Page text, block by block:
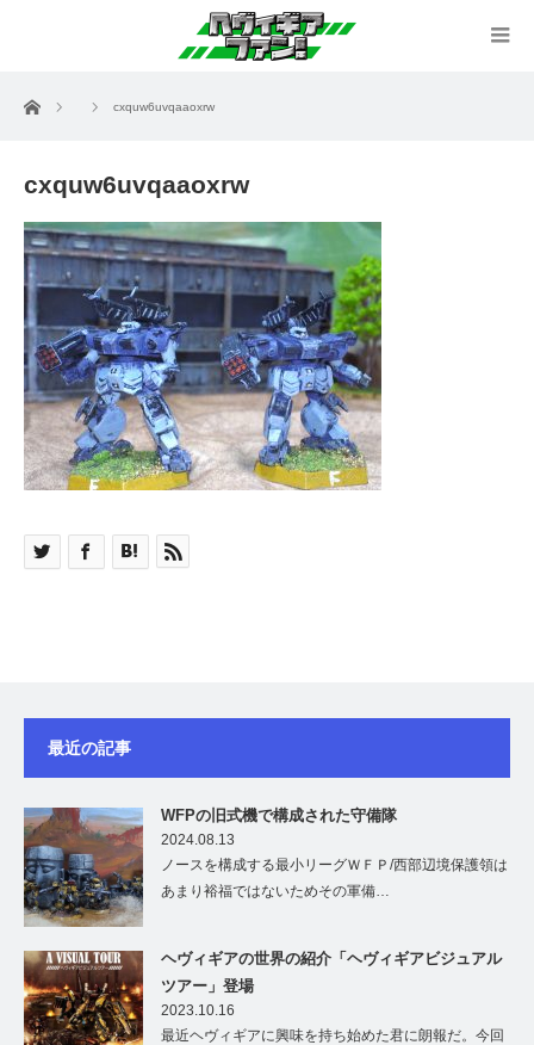
ホーム cxquw6uvqaaoxrw
cxquw6uvqaaoxrw
最近の記事
WFPの旧式機で構成された守備隊
2024.08.13
ノースを構成する最小リーグＷＦＰ/西部辺境保護領は
あまり裕福ではないためその軍備…
ヘヴィギアの世界の紹介「ヘヴィギアビジュアル
ツアー」登場
2023.10.16
最近ヘヴィギアに興味を持ち始めた君に朗報だ。今回